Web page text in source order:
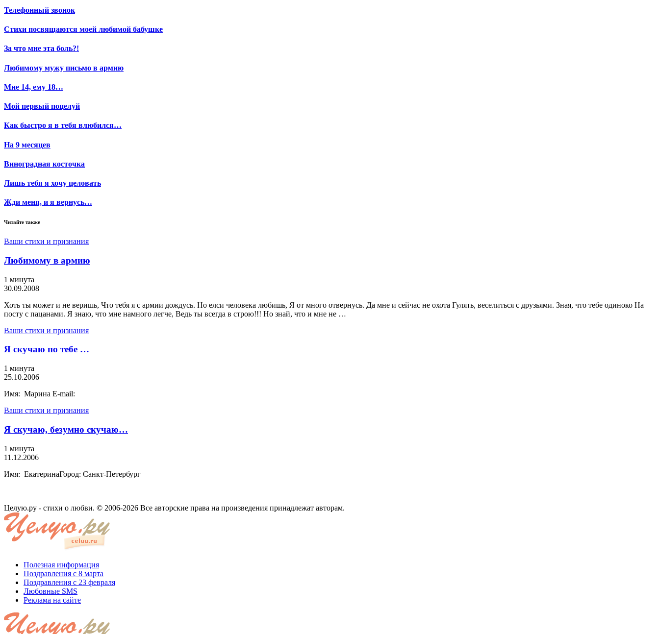
Телефонный звонок
Стихи посвящаются моей любимой бабушке
За что мне эта боль?!
Любимому мужу письмо в армию
Мне 14, ему 18…
Мой первый поцелуй
Как быстро я в тебя влюбился…
На 9 месяцев
Виноградная косточка
Лишь тебя я хочу целовать
Жди меня, и я вернусь…
Читайте также
Ваши стихи и признания
Любимому в армию
1 минута
30.09.2008
Хоть ты может и не веришь, Что тебя я с армии дождусь. Но елси человека любишь, Я от много отвернусь. Да мне и сейчас не охота Гулять, веселиться с друзьями. Зная, что тебе одиноко На
посту с пацанами. Я знаю, что мне намного легче, Ведь ты всегда в строю!!! Но знай, что и мне не …
Ваши стихи и признания
Я скучаю по тебе …
1 минута
25.10.2006
Имя: Марина E-mail:
Ваши стихи и признания
Я скучаю, безумно скучаю…
1 минута
11.12.2006
Имя: ЕкатеринаГород: Санкт-Петербург
Целую.ру - стихи о любви. © 2006-2026 Все авторские права на произведения принадлежат авторам.
Полезная информация
Поздравления с 8 марта
Поздравления с 23 февраля
Любовные SMS
Реклама на сайте